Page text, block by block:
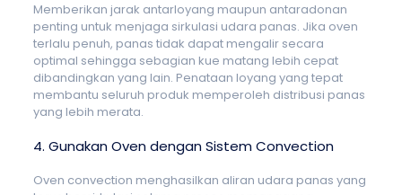
Memberikan jarak antarloyang maupun antaradonan
penting untuk menjaga sirkulasi udara panas. Jika oven
terlalu penuh, panas tidak dapat mengalir secara
optimal sehingga sebagian kue matang lebih cepat
dibandingkan yang lain. Penataan loyang yang tepat
membantu seluruh produk memperoleh distribusi panas
yang lebih merata.
4. Gunakan Oven dengan Sistem Convection
Oven convection menghasilkan aliran udara panas yang